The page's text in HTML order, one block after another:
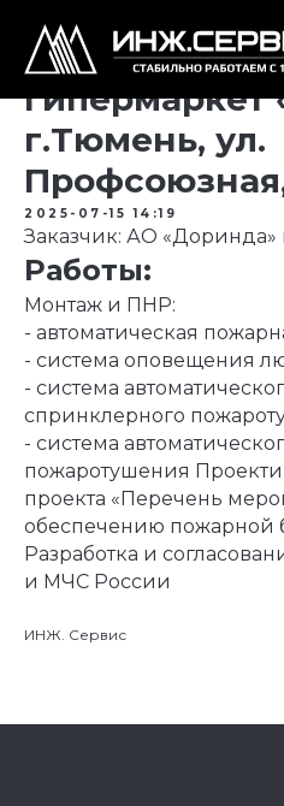
Гипермаркет
г.Тюмень, ул.
Профсоюзная,
2025-07-15 14:19
Заказчик: АО «Доринда»
Работы:
Монтаж и ПНР:
- автоматическая
- система оповещения
- система
спринклерного
- система
пожаротушения
проекта «Перечень
обеспечению пожарной
Разработка и
и МЧС России
ИНЖ. Сервис